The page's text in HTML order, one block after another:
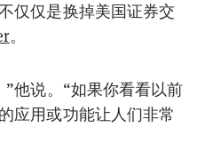
仅仅是换掉美国证券交
。
他说。“如果你看看以前
应用或功能让人们非常